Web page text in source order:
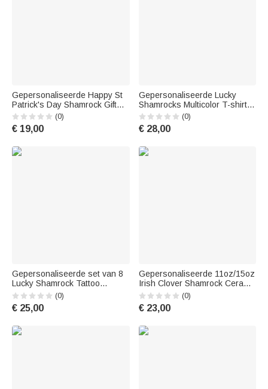
Gepersonaliseerde Happy St
Patrick's Day Shamrock Gift
Tag en Sticker met Naam Set
van 24 Waardering Gift voor
Vrienden
(0)
€ 19,00
Gepersonaliseerde Lucky
Shamrocks Multicolor T-shirt
Sweatshirt met Naam St.
Patrick's Day Gift voor Familie
Vriend
(0)
€ 28,00
Gepersonaliseerde set van 8
Lucky Shamrock Tattoo
Stickers St Patricks Day
Bachelorette Party Gift voor
vrouwen mannen
(0)
€ 25,00
Gepersonaliseerde 11oz/15oz
Irish Clover Shamrock Ceramic
Mok met Naam St. Patrick's
Day Gift voor Familie Vriend
(0)
€ 23,00